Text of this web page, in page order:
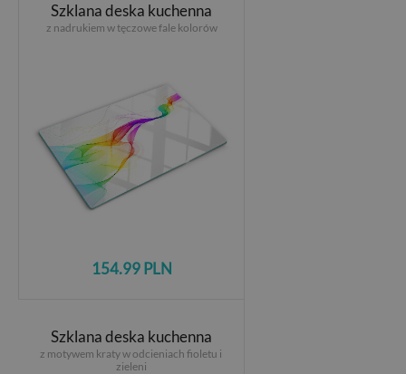
Szklana deska kuchenna
z nadrukiem w tęczowe fale kolorów
154.99 PLN
Szklana deska kuchenna
z motywem kraty w odcieniach fioletu i
zieleni